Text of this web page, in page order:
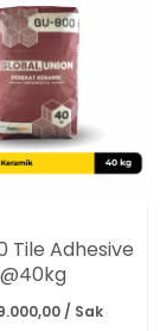
Tile Adhesive
@40kg
/ Sak